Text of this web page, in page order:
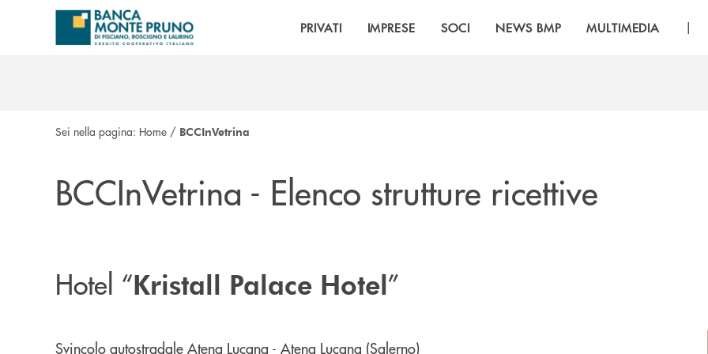
Salta al contenuto principale
PRIVATI IMPRESE SOCI NEWS BMP MULTIMEDIA |
Sei nella pagina: Home / BCCInVetrina
BCCInVetrina - Elenco strutture ricettive
Hotel “Kristall Palace Hotel”
Svincolo autostradale Atena Lucana - Atena Lucana (Salerno)